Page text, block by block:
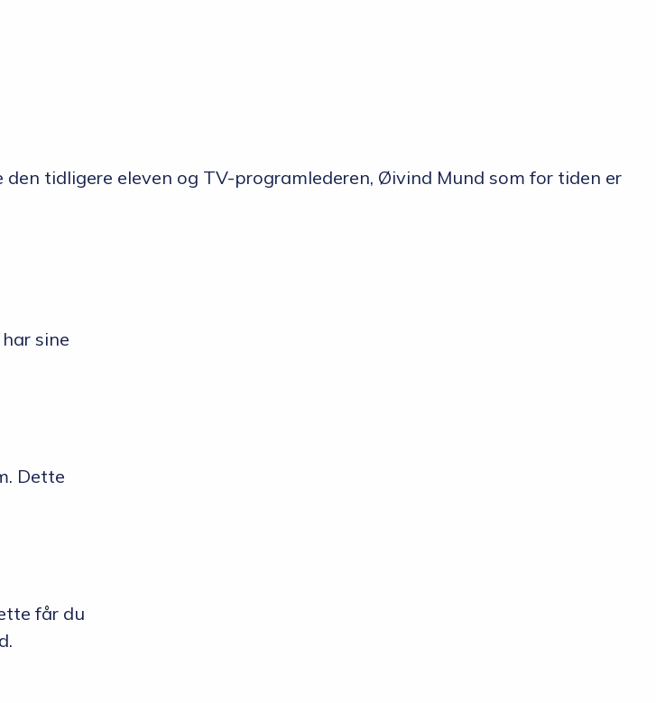
tidligere eleven og TV-programlederen, Øivind Mund som for tiden er
sine
Dette
får du